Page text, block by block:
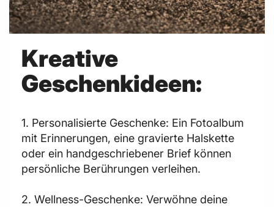
Kreative
Geschenkideen:
1. Personalisierte Geschenke: Ein Fotoalbum
mit Erinnerungen, eine gravierte Halskette
oder ein handgeschriebener Brief können
persönliche Berührungen verleihen.
2. Wellness-Geschenke: Verwöhne deine